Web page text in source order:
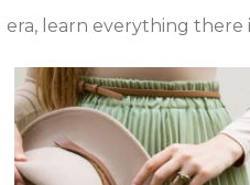
learn everything there